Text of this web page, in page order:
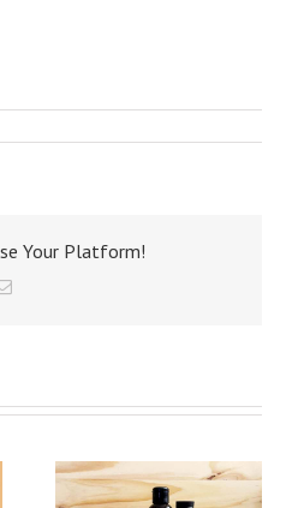
Your Platform!
Email